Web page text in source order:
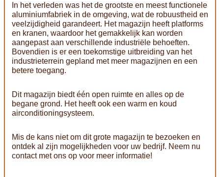
In het verleden was het de grootste en meest functionele
aluminiumfabriek in de omgeving, wat de robuustheid en
veelzijdigheid garandeert. Het magazijn heeft platforms
en kranen, waardoor het gemakkelijk kan worden
aangepast aan verschillende industriële behoeften.
Bovendien is er een toekomstige uitbreiding van het
industrieterrein gepland met meer magazijnen en een
betere toegang.
Dit magazijn biedt één open ruimte en alles op de
begane grond. Het heeft ook een warm en koud
airconditioningsysteem.
Mis de kans niet om dit grote magazijn te bezoeken en
ontdek al zijn mogelijkheden voor uw bedrijf. Neem nu
contact met ons op voor meer informatie!